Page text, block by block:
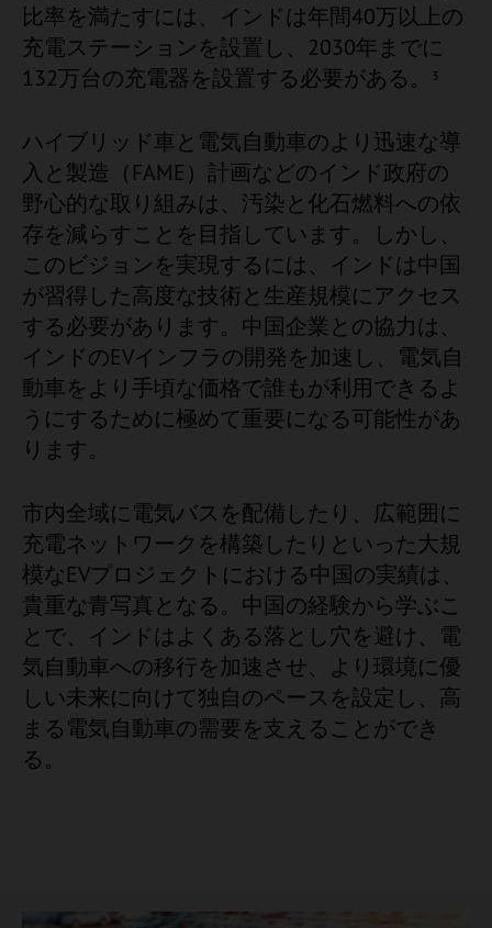
比率を満たすには、インドは年間40万以上の
充電ステーションを設置し、2030年までに
132万台の充電器を設置する必要がある。
3
ハイブリッド車と電気自動車のより迅速な導
入と製造（FAME）計画などのインド政府の
野心的な取り組みは、汚染と化石燃料への依
存を減らすことを目指しています。しかし、
このビジョンを実現するには、インドは中国
が習得した高度な技術と生産規模にアクセス
する必要があります。中国企業との協力は、
インドのEVインフラの開発を加速し、電気自
動車をより手頃な価格で誰もが利用できるよ
うにするために極めて重要になる可能性があ
ります。
市内全域に電気バスを配備したり、広範囲に
充電ネットワークを構築したりといった大規
模なEVプロジェクトにおける中国の実績は、
貴重な青写真となる。中国の経験から学ぶこ
とで、インドはよくある落とし穴を避け、電
気自動車への移行を加速させ、より環境に優
しい未来に向けて独自のペースを設定し、高
まる電気自動車の需要を支えることができ
る。